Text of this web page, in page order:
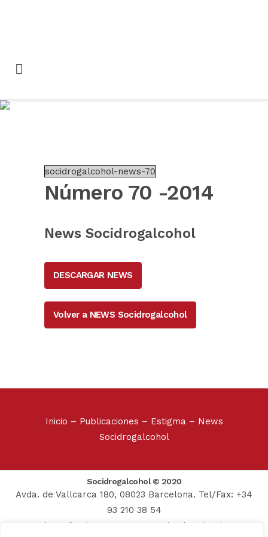
socidrogalcohol-news-70
Número 70 -2014
News Socidrogalcohol
DESCARGAR NEWS
Volver a NEWS Socidrogalcohol
Inicio – Publicaciones – Estigma – News
Socidrogalcohol
Socidrogalcohol © 2020
Avda. de Vallcarca 180, 08023 Barcelona. Tel/Fax: +34
93 210 38 54
Web realizada por:
Grupo Prosistel Technology